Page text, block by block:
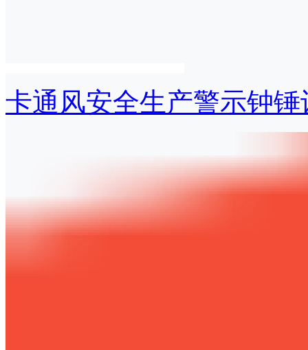
卡通风安全生产警示钟